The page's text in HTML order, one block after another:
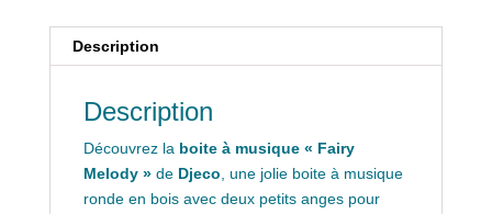
Description
Description
Découvrez la boite à musique « Fairy
Melody »de Djeco , une jolie boite à musique
ronde en bois avec deux petits anges pour